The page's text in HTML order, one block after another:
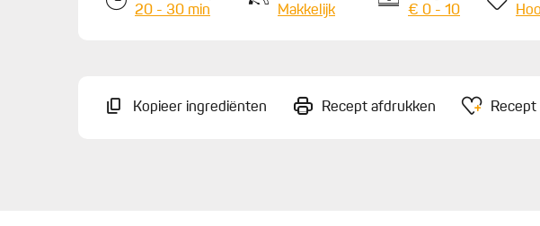
20 - 30 min
Makkelijk
€ 0 - 10
Kopieer ingrediënten Recept afdrukken Recept